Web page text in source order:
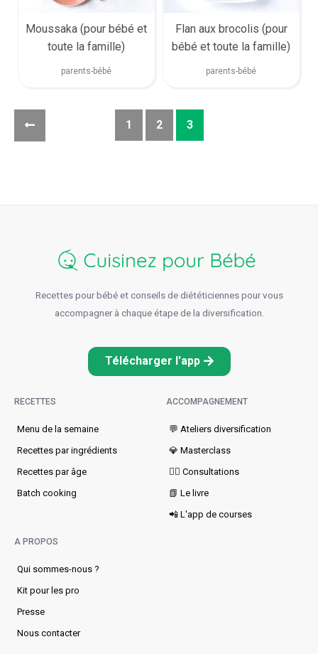
Moussaka (pour bébé et
toute la famille)
parents-bébé
Flan aux brocolis (pour
bébé et toute la famille)
parents-bébé
1 2 3
Recettes pour bébé et conseils de diététiciennes pour vous
accompagner à chaque étape de la diversification.
Télécharger l'app
RECETTES
Menu de la semaine​
Recettes par ingrédients
Recettes par âge
Batch cooking
ACCOMPAGNEMENT
💬 Ateliers diversification
💎 Masterclass
👩‍⚕️ Consultations
📗 Le livre
📲 L'app de courses
A PROPOS
Qui sommes-nous ?
Kit pour les pro
Presse
Nous contacter